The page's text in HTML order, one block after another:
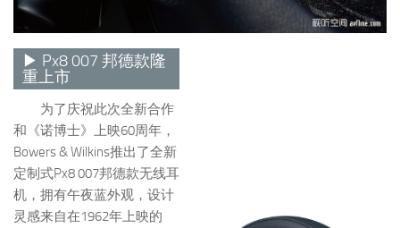
▶ Px8 007 邦德款隆
重上市
为了庆祝此次全新合作
和《诺博士》上映60周年，
Bowers & Wilkins推出了全新
定制式Px8 007邦德款无线耳
机，拥有午夜蓝外观，设计
灵感来自在1962年上映的